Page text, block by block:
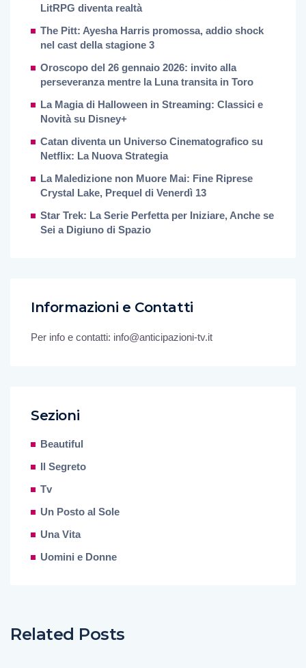
LitRPG diventa realtà
The Pitt: Ayesha Harris promossa, addio shock
nel cast della stagione 3
Oroscopo del 26 gennaio 2026: invito alla
perseveranza mentre la Luna transita in Toro
La Magia di Halloween in Streaming: Classici e
Novità su Disney+
Catan diventa un Universo Cinematografico su
Netflix: La Nuova Strategia
La Maledizione non Muore Mai: Fine Riprese
Crystal Lake, Prequel di Venerdì 13
Star Trek: La Serie Perfetta per Iniziare, Anche se
Sei a Digiuno di Spazio
Informazioni e Contatti
Per info e contatti: info@anticipazioni-tv.it
Sezioni
Beautiful
Il Segreto
Tv
Un Posto al Sole
Una Vita
Uomini e Donne
Related Posts